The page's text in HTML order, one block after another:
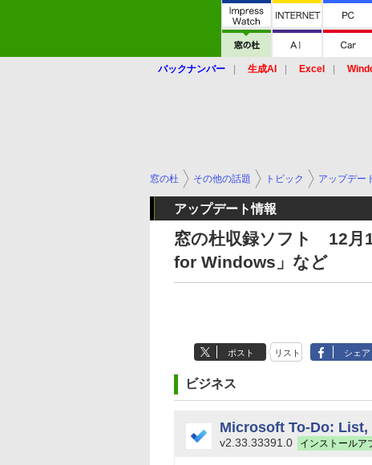
バックナンバー 生成AI Excel
窓の杜 その他の話題 トピック アップデー
アップデート情報
窓の杜収録ソフト 12
for Windows」など
ポスト リスト シェア
ビジネス
Microsoft To-Do: List,
v2.33.33391.0 インストールア